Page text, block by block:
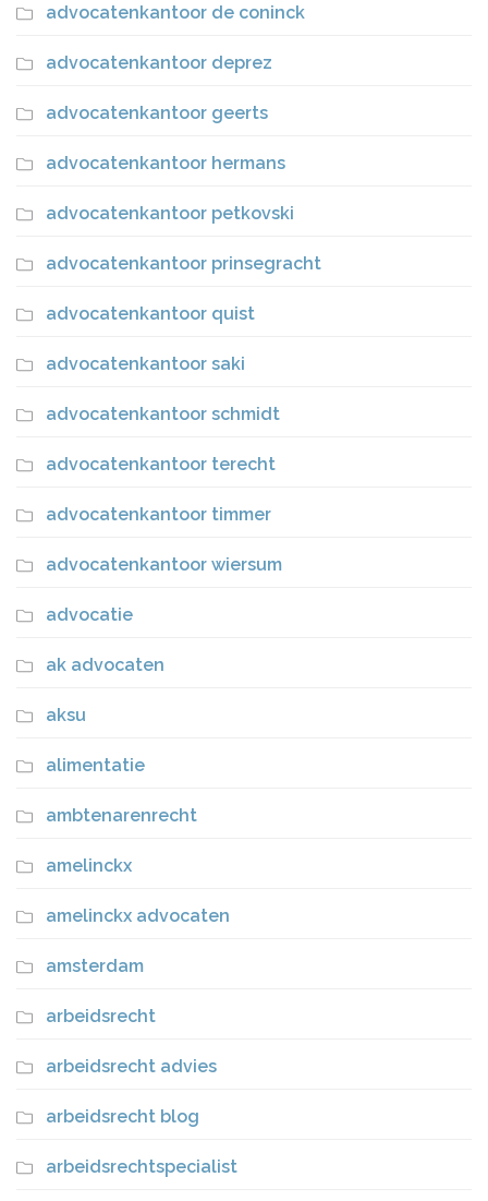
advocatenkantoor de coninck
advocatenkantoor deprez
advocatenkantoor geerts
advocatenkantoor hermans
advocatenkantoor petkovski
advocatenkantoor prinsegracht
advocatenkantoor quist
advocatenkantoor saki
advocatenkantoor schmidt
advocatenkantoor terecht
advocatenkantoor timmer
advocatenkantoor wiersum
advocatie
ak advocaten
aksu
alimentatie
ambtenarenrecht
amelinckx
amelinckx advocaten
amsterdam
arbeidsrecht
arbeidsrecht advies
arbeidsrecht blog
arbeidsrechtspecialist